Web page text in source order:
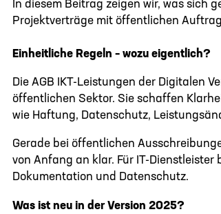
In diesem Beitrag zeigen wir, was sich
Projektverträge mit öffentlichen
Einheitliche Regeln – wozu eigentlich?
Die AGB IKT-Leistungen der Digitalen
öffentlichen Sektor. Sie schaffen
wie Haftung, Datenschutz,
Gerade bei öffentlichen
von Anfang an klar. Für IT-
Dokumentation und Datenschutz.
Was ist neu in der Version 2025?